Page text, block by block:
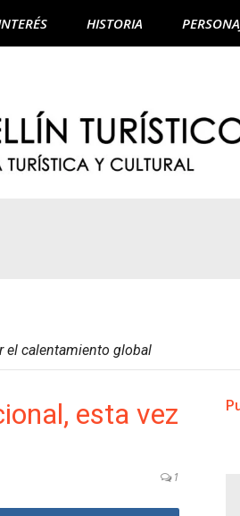
HISTORIA
el calentamiento global
esta vez
1